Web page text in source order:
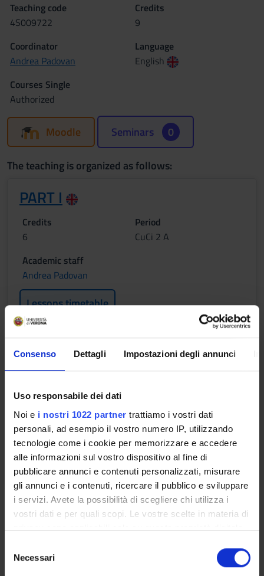
Consenso Dettagli Impostazioni degli annunci
Uso responsabile dei dati
Noi e i nostri 1022 partner trattiamo i vostri dati
personali, ad esempio il vostro numero IP, utilizzando
tecnologie come i cookie per memorizzare e accedere
alle informazioni sul vostro dispositivo al fine di
pubblicare annunci e contenuti personalizzati, misurare
gli annunci e i contenuti, ricercare il pubblico e sviluppare
i servizi. Avete la possibilità di scegliere chi utilizza i
vostri dati e per quali scopi. Le vostre scelte in materia di
privacy sono applicabili solo su questa proprietà digitale
modificare o revocare il proprio consenso in qualsiasi
momento dalla Dichiarazione sui cookie o facendo clic
Necessari
Teaching code
4S009722
Credits
9
Coordinator
Andrea Padovan
Language
English
Courses Single
Authorized
Moodle Seminars 0
The teaching is organized as follows:
PART I
Credits
6
Period
CuCi 2 A
Academic staff
Andrea Padovan
Lessons timetable
PART II
3
Academic staff
Alessandra Tomaselli
Lessons timetable
Learning objectives
Part I. Expected results: At the end of the course the students
language in the framework of generative grammar - To make
sense of theoretical explanation in order to i) distinguish